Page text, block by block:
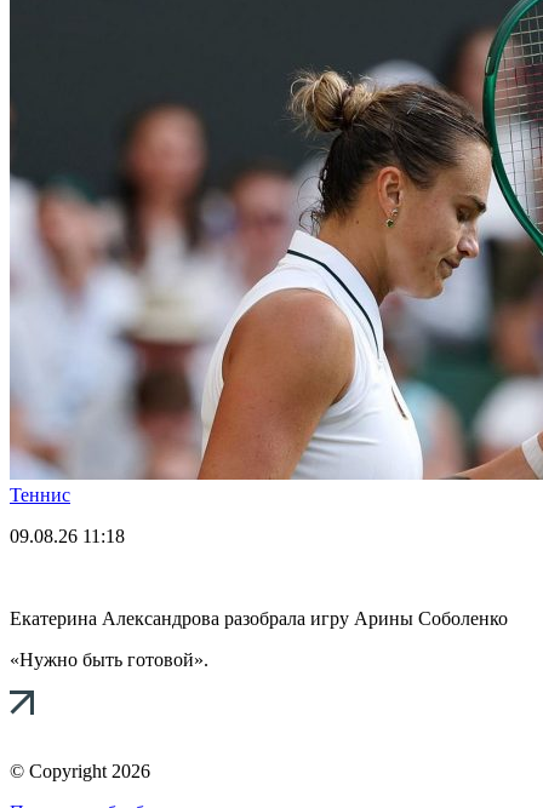
Теннис
09.08.26 11:18
Екатерина Александрова разобрала игру Арины Соболенко
«Нужно быть готовой».
© Copyright 2026